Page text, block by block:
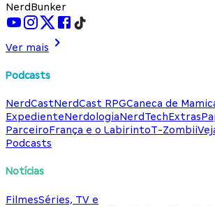
NerdBunker
Ver mais
Podcasts
NerdCastNerdCast RPGCaneca de
ExpedienteNerdologiaNerdTechExtras
ParceiroFrança e o LabirintoT-Zombii
Podcasts
Notícias
FilmesSéries, TV e